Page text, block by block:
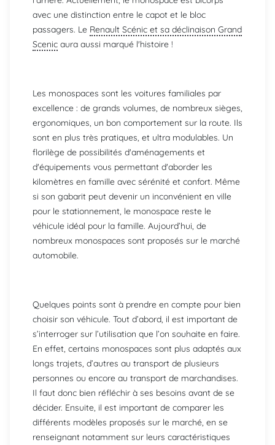
avec une distinction entre le capot et le bloc
passagers. Le Renault Scénic et sa déclinaison Grand
Scenic aura aussi marqué l'histoire !
Les monospaces sont les voitures familiales par
excellence : de grands volumes, de nombreux sièges,
ergonomiques, un bon comportement sur la route. Ils
sont en plus très pratiques, et ultra modulables. Un
florilège de possibilités d'aménagements et
d'équipements vous permettant d'aborder les
kilomètres en famille avec sérénité et confort. Même
si son gabarit peut devenir un inconvénient en ville
pour le stationnement, le monospace reste le
véhicule idéal pour la famille. Aujourd’hui, de
nombreux monospaces sont proposés sur le marché
automobile.
Quelques points sont à prendre en compte pour bien
choisir son véhicule. Tout d’abord, il est important de
s’interroger sur l’utilisation que l’on souhaite en faire.
En effet, certains monospaces sont plus adaptés aux
longs trajets, d’autres au transport de plusieurs
personnes ou encore au transport de marchandises.
Il faut donc bien réfléchir à ses besoins avant de se
décider. Ensuite, il est important de comparer les
différents modèles proposés sur le marché, en se
renseignant notamment sur leurs caractéristiques